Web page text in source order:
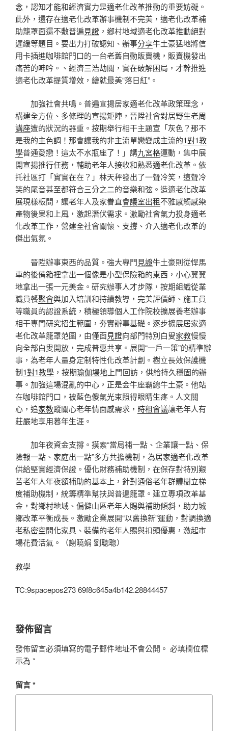
念，認知才能和經濟實力是適老化改革推動的重要妨礙。
此外，還存在適老化改革辦事機制不完美，適老化改革補
助籠罩面還不敷普遍見證 ，鄉村地域適老化改革推動絕對
遲緩等題目。要出力打破認知、辦事分享牛土豪猛地將信
用卡插進咖啡館門口的一台老舊自動販賣機，販賣機發出
痛苦的呻吟。、經濟三浩劫關，實在破解困局，才幹推進
適老化改革提質增效，繪就最美“落日紅”。
加強社會共鳴。普遍宣揚居家適老化改革政策理念，
構建全方位、多條理的宣揚矩陣，晉陞社會對居野生老周
講座遭的狀況的器重。按期舉行相干主題宣「灰色？那不
是我的主色調！那會讓我的非主流單戀變成主流的1對1教
學普通愛戀！這太不水瓶座了！」講九宮格運動，集中展
開宣揚推行任務，輔助老年人接收和熟悉適老化改革。依
托社區打「實實在在？」林天秤發出了一聲冷笑，這聲冷
笑的尾音甚至都符合三分之二的音樂和弦。造適老化改革
展現樣板間，讓老年人及家眷直會議室出租不雅感觸感染
產物後果和上風，激起潛伏需求。激勵社會氣力投身適老
化改革工作，營建全社會關懷、支撐、介入適老化改革的
傑出氣氛。
晉陞辦事東西的品質。強大專門見證牛土豪則從悍馬
車的後備箱裡拿出一個像是小型保險箱的東西，小心翼翼
地拿出一張一元美金。研究辦事人才步隊，按期組織從業
職員餐聚會與加入培訓和持續教導，完美評價師、施工員
等職員的認證系統，積極領導個人工作院校擴展養老辦事
相干專門研究招生範圍，夯實辦事基礎。逐步擴展居家適
老化改革籠罩范圍，由僅面見證向部門特別白叟家教慢慢
向全部白叟開放，完成普惠共享。展開“一戶一策”的精準辦
事，為老年人量身定制特性化改革計劃。樹立長效保護機
制1對1教學 ，按期瑜伽場地 上門回訪，供給持久穩固的辦
事。加強這場混亂的中心，正是金牛座霸總牛土豪。他站
在咖啡館門口，被藍色傻氣光束照得眼睛生疼。人文關
心，追家教蹤關心老年情面感需求， 時租會議讓老年人有
莊嚴地享用暮年生涯。
加年夜資金支撐。摸索“當局補一點、企業讓一點、保
險報一點、家庭出一點”多方共擔機制，為居家適老化改革
供給堅實經濟保證。優化財務補助機制，在保存對特別艱
苦老年人年夜額補助的基本上，針對通俗老年群體樹立梯
度補助機制，統籌精準幫扶與普遍籠罩。建立專項改革基
金，對鄉村地域、偏僻山區老年人賜與補助傾斜，助力城
鄉改革平衡成長。激勵企業展開“以舊換新”運動，對調換適
老私密空間化家具、裝備的老年人賜與扣頭優惠，激起市
場花費活氣。（謝曉娟 劉聰聰）
教學
TC:9spacepos273 69f8c645a4b142.28844457
發佈留言
發佈留言必須填寫的電子郵件地址不會公開。 必填欄位標
示為 *
留言*